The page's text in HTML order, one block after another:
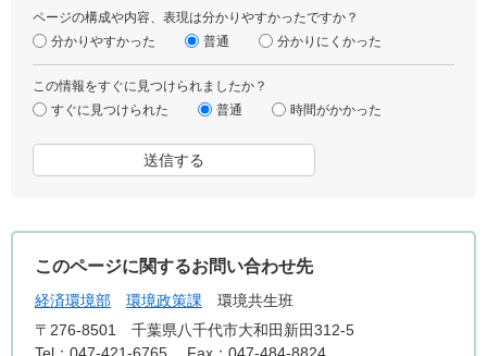
ページの構成や内容、表現は分かりやすかったですか？
分かりやすかった
普通 分かりにくかった
この情報をすぐに見つけられましたか？
すぐに見つけられた
普通 時間がかかった
このページに関するお問い合わせ先
経済環境部 環境政策課
環境共生班
〒276-8501
千葉県八千代市大和田新田312-5